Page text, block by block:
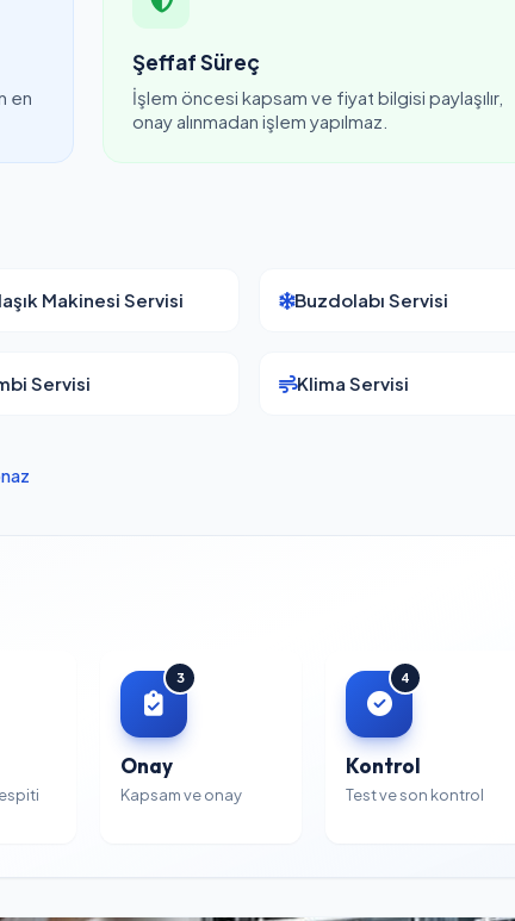
en
Şeffaf Süreç
İşlem öncesi kapsam ve fiyat bilgisi paylaşılır,
onay alınmadan işlem yapılmaz.
Makinesi Servisi Buzdolabı Servisi
Servisi Klima Servisi
3
Onay
Kapsam ve onay
4
Kontrol
Test ve son kontrol